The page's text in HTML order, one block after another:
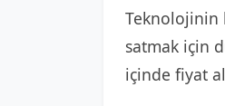
Teknolojinin
satmak için
içinde fiyat